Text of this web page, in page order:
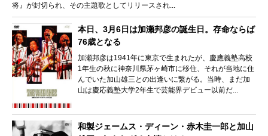
将』が封切られ、その主題歌としてリリースされ...
本日、3月6日は加瀬邦彦の誕生日。存命ならば
76歳となる
加瀬邦彦は1941年に東京で生まれたが、慶應義塾高校
1年生の秋に神奈川県茅ヶ崎市に移住、それが当地に住
んでいた加山雄三との出逢いに繋がる。当時、まだ加
山は慶応義塾大学2年生で芸能界デビュー以前だ...
和製ジェームス・ディーン・赤木圭一郎と加山